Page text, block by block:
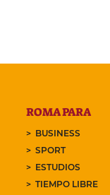
ROMA PARA
BUSINESS
SPORT
ESTUDIOS
TIEMPO LIBRE